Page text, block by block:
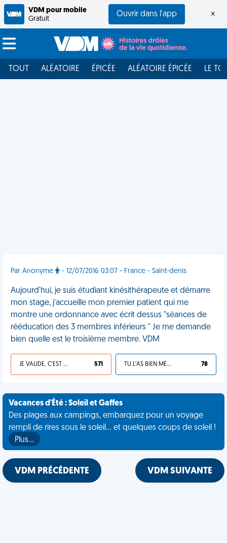
VDM pour mobile
Gratuit
Ouvrir dans l'app ×
TOUT ALÉATOIRE ÉPICÉE ALÉATOIRE ÉPICÉE LE
Par Anonyme - 12/07/2016 03:07 - France - Saint-denis
Aujourd'hui, je suis étudiant kinésithérapeute et démarre
mon stage, j’accueille mon premier patient qui me
montre une ordonnance avec écrit dessus "séances de
rééducation des 3 membres inférieurs " Je me demande
bien quelle est le troisième membre. VDM
JE VALIDE, C'EST UNE VDM 571 TU L'AS BIEN MÉRITÉ 78
Vacances d'Été : Soleil et Gaffes
Des plages aux campings, embarquez pour un voyage
rempli de rires sous le soleil... et quelques coups de soleil !
Plus…
VDM PRÉCÉDENTE VDM SUIVANTE